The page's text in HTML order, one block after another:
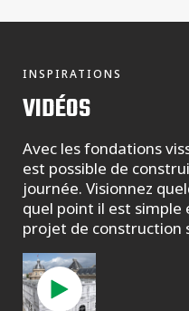
INSPIRATIONS
VIDÉOS
Avec les fondations
est possible de
journée. Visionnez
quel point il est
projet de construction